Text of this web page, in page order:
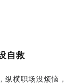
自救
纵横职场没烦恼，